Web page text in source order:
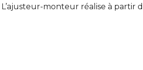
L’ajusteur-monteur réalise à partir